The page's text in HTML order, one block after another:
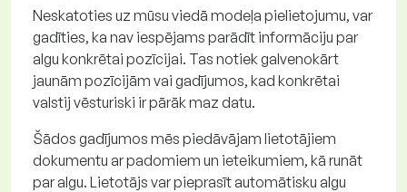
Neskatoties uz mūsu viedā modeļa pielietojumu, var
gadīties, ka nav iespējams parādīt informāciju par
algu konkrētai pozīcijai. Tas notiek galvenokārt
jaunām pozīcijām vai gadījumos, kad konkrētai
valstij vēsturiski ir pārāk maz datu.
Šādos gadījumos mēs piedāvājam lietotājiem
dokumentu ar padomiem un ieteikumiem, kā runāt
par algu. Lietotājs var pieprasīt automātisku algu